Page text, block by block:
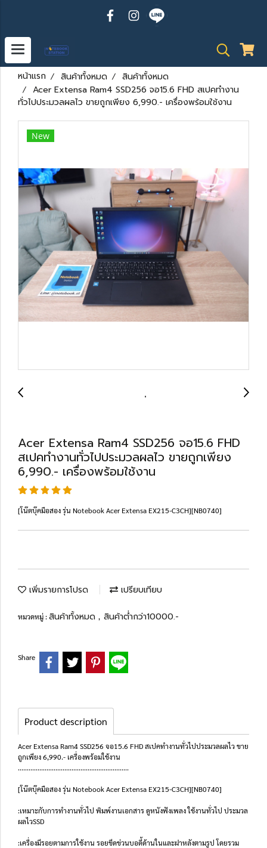
หน้าแรก สินค้าทั้งหมด
สินค้าทั้งหมด
Acer Extensa Ram4 SSD256 จอ15.6 FHD สเปคทำงาน
ทั่วไปประมวลผลไว ขายถูกเพียง 6,990.- เครื่องพร้อมใช้งาน
New
Acer Extensa Ram4 SSD256 จอ15.6 FHD
สเปคทำงานทั่วไปประมวลผลไว ขายถูกเพียง
6,990.- เครื่องพร้อมใช้งาน
[โน๊ตบุ๊คมือสอง รุ่น Notebook Acer Extensa EX215-C3CH][NB0740]
เพิ่มรายการโปรด เปรียบเทียบ
หมวดหมู่ :สินค้าทั้งหมด , สินค้าต่ำกว่า10000.-
Share
Product description
Acer Extensa Ram4 SSD256 จอ15.6 FHD สเปคทำงานทั่วไปประมวลผลไว ขาย
ถูกเพียง 6,990.- เครื่องพร้อมใช้งาน
..............................................................
[โน๊ตบุ๊คมือสอง รุ่น Notebook Acer Extensa EX215-C3CH][NB0740]
:เหมาะกับการทำงานทั่วไป พิมพ์งานเอกสาร ดูหนังฟังเพลง ใช้งานทั่วไป ประมวล
ผลไวSSD
:เครื่องมีรอยตามการใช้งาน รอยขีดข่วนบอดี้ด้านในและฝาหลังตามรูป โดยรวม